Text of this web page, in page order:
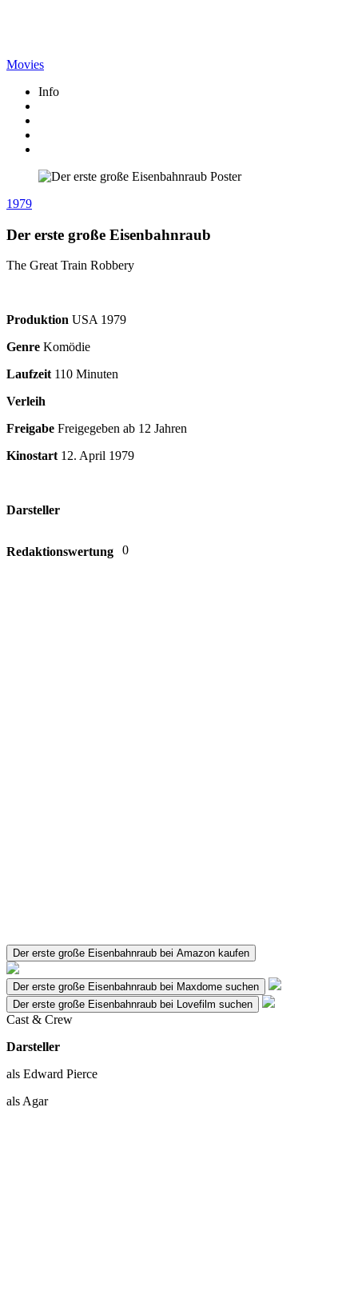
Movies
Info
1979
Der erste große Eisenbahnraub
The Great Train Robbery
Produktion USA 1979
Genre Komödie
Laufzeit110 Minuten
Verleih
Freigabe Freigegeben ab 12 Jahren
Kinostart 12. April 1979
Darsteller
Redaktionswertung 0
Der erste große Eisenbahnraub bei Amazon kaufen
Der erste große Eisenbahnraub bei Maxdome suchen
Der erste große Eisenbahnraub bei Lovefilm suchen
Cast & Crew
Darsteller
als Edward Pierce
als Agar